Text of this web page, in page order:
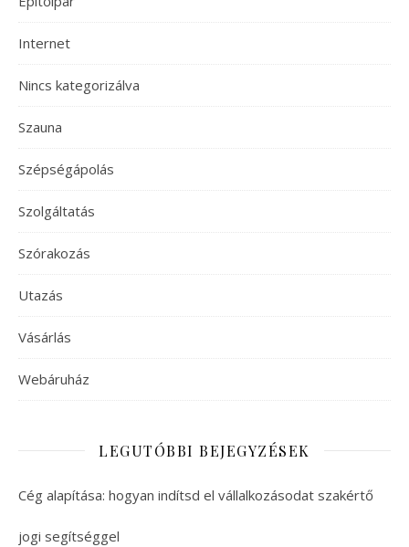
Internet
Nincs kategorizálva
Szauna
Szépségápolás
Szolgáltatás
Szórakozás
Utazás
Vásárlás
Webáruház
LEGUTÓBBI BEJEGYZÉSEK
Cég alapítása: hogyan indítsd el vállalkozásodat szakértő
jogi segítséggel